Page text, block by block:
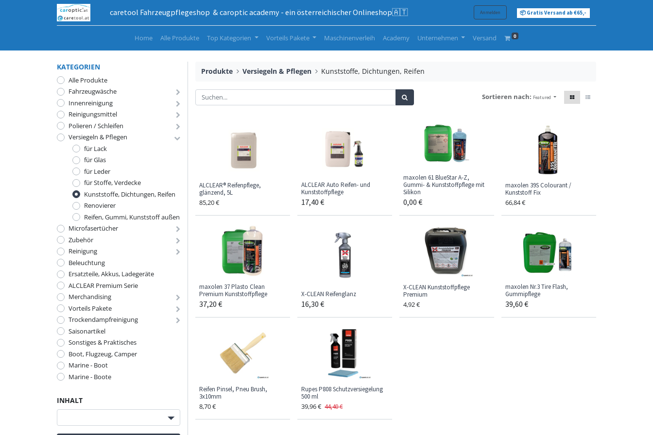
caretool Fahrzeugpflegeshop & caroptic academy - ein österreichischer Onlineshop🇦🇹 Anmelden 📦 Gratis Versand ab €65,-
Home Alle Produkte Top Kategorien Vorteils Pakete Maschinenverleih Academy Unternehmen Versand 0
KATEGORIEN
Alle Produkte
Fahrzeugwäsche
Innenreinigung
Reinigungsmittel
Polieren / Schleifen
Versiegeln & Pflegen
für Lack
für Glas
für Leder
für Stoffe, Verdecke
Kunststoffe, Dichtungen, Reifen
Renovierer
Reifen, Gummi, Kunststoff außen
Microfasertücher
Zubehör
Reinigung
Beleuchtung
Ersatzteile, Akkus, Ladegeräte
ALCLEAR Premium Serie
Merchandising
Vorteils Pakete
Trockendampfreinigung
Saisonartikel
Sonstiges & Praktisches
Boot, Flugzeug, Camper
Marine - Boot
Marine - Boote
INHALT
Produkte Versiegeln & Pflegen Kunststoffe, Dichtungen, Reifen
Sortieren nach: Featured
ALCLEAR® Reifenpflege,
glänzend, 5L
85,20€
ALCLEAR Auto Reifen- und
Kunststoffpflege
17,40 €
maxolen 61 BlueStar A-Z,
Gummi- & Kunststoffpflege mit
Silikon
0,00 €
maxolen 39S Colourant /
Kunststoff Fix
66,84€
maxolen 37 Plasto Clean
Premium Kunststoffpflege
37,20 €
X-CLEAN Reifenglanz
16,30 €
X-CLEAN Kunststoffpflege
Premium
4,92€
maxolen Nr.3 Tire Flash,
Gummipflege
39,60 €
Reifen Pinsel, Pneu Brush,
3x10mm
8,70€
Rupes P808 Schutzversiegelung
500 ml
39,96€ 44,40€